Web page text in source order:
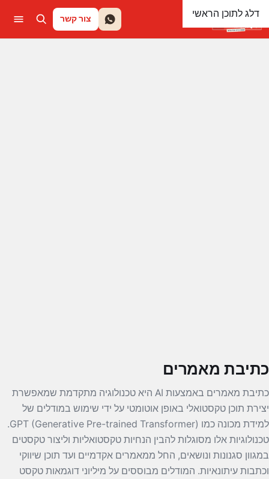
דלג לתוכן הראשי צור קשר
כתיבת מאמרים
כתיבת מאמרים באמצעות AI היא טכנולוגיה מתקדמת שמאפשרת
יצירת תוכן טקסטואלי באופן אוטומטי על ידי שימוש במודלים של
למידת מכונה כמו GPT (Generative Pre-trained Transformer).
טכנולוגיות אלו מסוגלות להבין הנחיות טקסטואליות וליצור טקסטים
במגוון סגנונות ונושאים, החל ממאמרים אקדמיים ועד תוכן שיווקי
וכתבות עיתונאיות. המודלים מבוססים על מיליוני דוגמאות טקסט